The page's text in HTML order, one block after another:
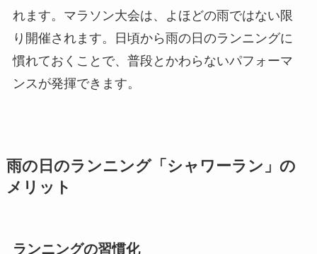
れます。マラソン大会は、よほどの雨ではない限
り開催されます。日頃から雨の日のランニングに
慣れておくことで、普段とかわらないパフォーマ
ンスが発揮できます。
雨の日のランニング「シャワーラン」の
メリット
ランニングの習慣化